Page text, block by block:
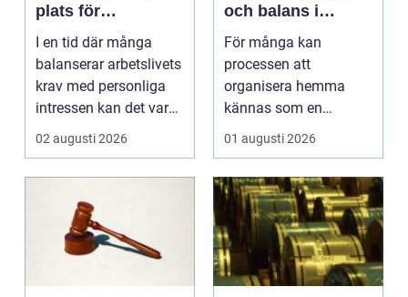
plats för
välmående och
gemenskap
I en tid där många
balanserar arbetslivets
krav med personliga
intressen kan det vara
02 augusti 2026
och balans i
vardagen
För många kan
processen att
organisera hemma
kännas som en
överväldigande ...
01 augusti 2026